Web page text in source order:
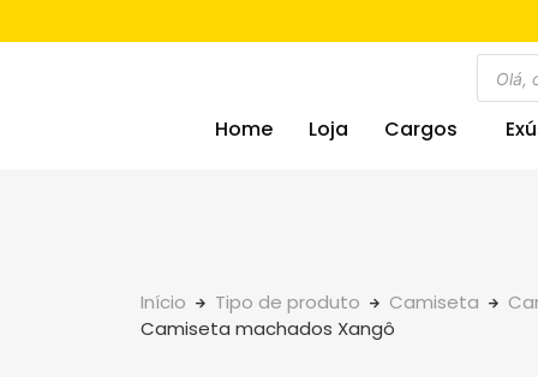
Home Loja Cargos
Início Tipo de produto Camiseta
Camiseta machados Xangô